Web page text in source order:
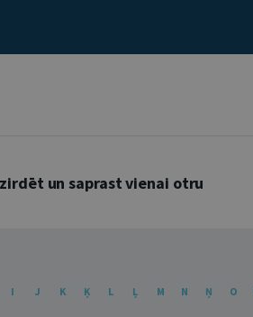
un saprast vienai otru
I J K Ķ L Ļ M N Ņ O